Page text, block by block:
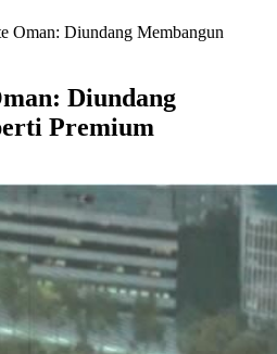
Oman: Diundang Membangun
Diundang
Premium